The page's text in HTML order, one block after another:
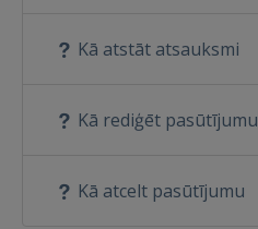
Kā atstāt atsauksmi
Kā rediģēt pasūtījumu
Kā atcelt pasūtījumu